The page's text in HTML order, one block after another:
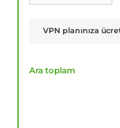
VPN planınıza
Ara toplam